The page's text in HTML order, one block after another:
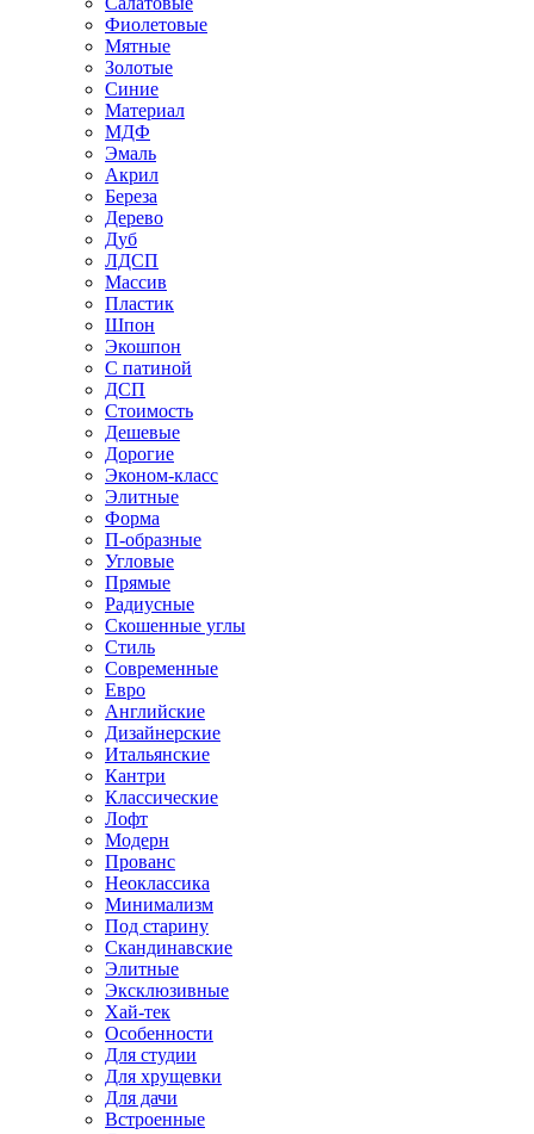
Фиолетовые
Мятные
Золотые
Синие
Материал
МДФ
Эмаль
Акрил
Береза
Дерево
Дуб
ЛДСП
Массив
Пластик
Шпон
Экошпон
С патиной
ДСП
Стоимость
Дешевые
Дорогие
Эконом-класс
Элитные
Форма
П-образные
Угловые
Прямые
Радиусные
Скошенные углы
Стиль
Современные
Евро
Английские
Дизайнерские
Итальянские
Кантри
Классические
Лофт
Модерн
Прованс
Неоклассика
Минимализм
Под старину
Скандинавские
Элитные
Эксклюзивные
Хай-тек
Особенности
Для студии
Для хрущевки
Для дачи
Встроенные